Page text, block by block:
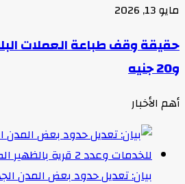
مايو 13, 2026
و20 جنيه
أهم الأخبار
بيان: تعديل حدود بعض المدن